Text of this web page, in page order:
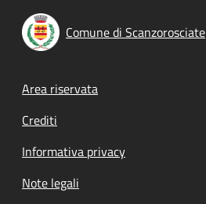
Comune di Scanzorosciate
Footer menu
Area riservata
Crediti
Informativa privacy
Note legali